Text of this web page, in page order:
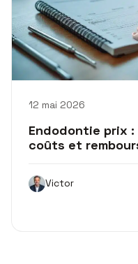
12 mai 2026
Endodontie prix
coûts et
Victor